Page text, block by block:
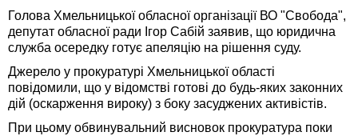
Голова Хмельницької обласної організації ВО "Свобода",
депутат обласної ради Ігор Сабій заявив, що юридична
служба осередку готує апеляцію на рішення суду.
Джерело у прокуратурі Хмельницької області
повідомили, що у відомстві готові до будь-яких законних
дій (оскарження вироку) з боку засуджених активістів.
При цьому обвинувальний висновок прокуратура поки